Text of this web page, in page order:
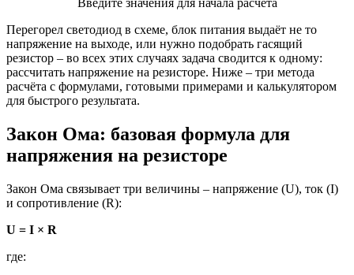
Перегорел светодиод в схеме, блок питания выдаёт не то
напряжение на выходе, или нужно подобрать гасящий
резистор – во всех этих случаях задача сводится к одному:
рассчитать напряжение на резисторе. Ниже – три метода
расчёта с формулами, готовыми примерами и калькулятором
для быстрого результата.
Закон Ома: базовая формула для
напряжения на резисторе
Закон Ома связывает три величины – напряжение (U), ток (I)
и сопротивление (R):
U = I × R
где: